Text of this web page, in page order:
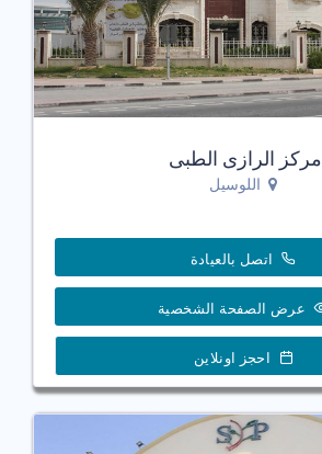
مركز الرازى الطبى
اللوسيل
اتصل بالعيادة
عرض الصفحة الشخصية
احجز اونلاين